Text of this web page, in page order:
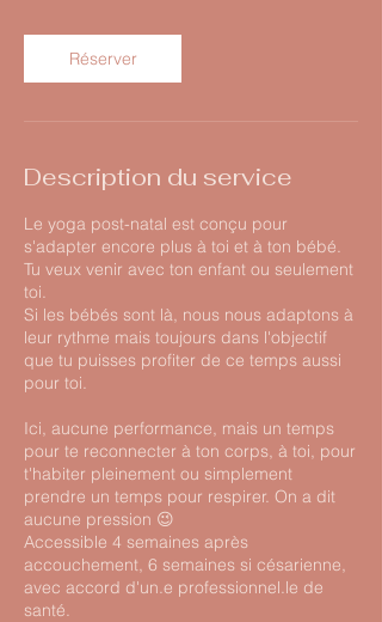
Réserver
Description du service
Le yoga post-natal est conçu pour
s'adapter encore plus à toi et à ton bébé.
Tu veux venir avec ton enfant ou seulement
toi.
Si les bébés sont là, nous nous adaptons à
leur rythme mais toujours dans l'objectif
que tu puisses profiter de ce temps aussi
pour toi.
Ici, aucune performance, mais un temps
pour te reconnecter à ton corps, à toi, pour
t'habiter pleinement ou simplement
prendre un temps pour respirer. On a dit
aucune pression 😉
Accessible 4 semaines après
accouchement, 6 semaines si césarienne,
avec accord d'un.e professionnel.le de
santé.